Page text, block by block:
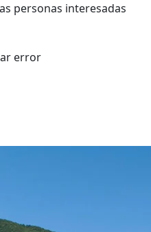
personas interesadas
error